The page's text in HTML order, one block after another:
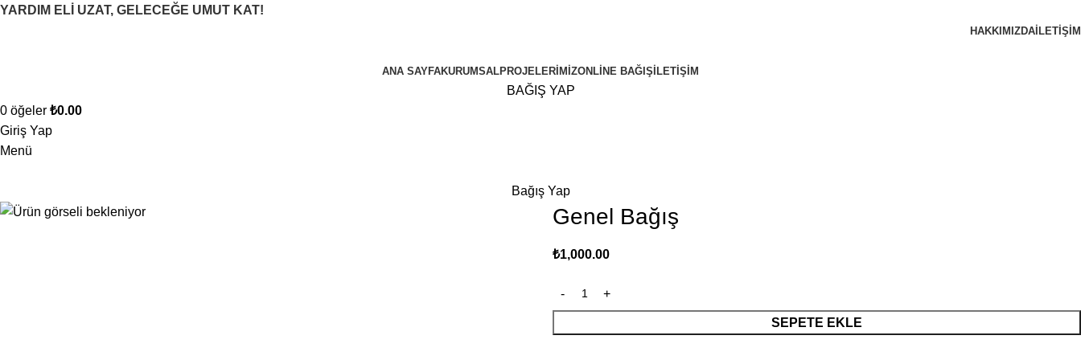
YARDIM ELİ UZAT, GELECEĞE UMUT KAT!
HAKKIMIZDA İLETIŞIM
ANA SAYFAKURUMSALPROJELERIMIZONLINE BAĞIŞ İLETIŞIM
BAĞIŞ YAP
0 öğeler ₺0.00
Giriş Yap
Menü
Bağış Yap
Genel Bağış
₺1,000.00
SEPETE EKLE